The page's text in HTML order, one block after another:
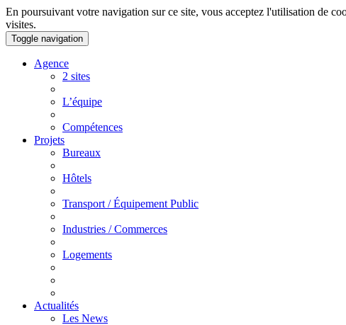
En poursuivant votre navigation sur ce site, vous acceptez l'utilisation de
visites.
Toggle navigation
Agence
2 sites
L’équipe
Compétences
Projets
Bureaux
Hôtels
Transport / Équipement Public
Industries / Commerces
Logements
Actualités
Les News